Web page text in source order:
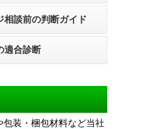
相談前の判断ガイド
適合診断
包装・梱包材料など当社